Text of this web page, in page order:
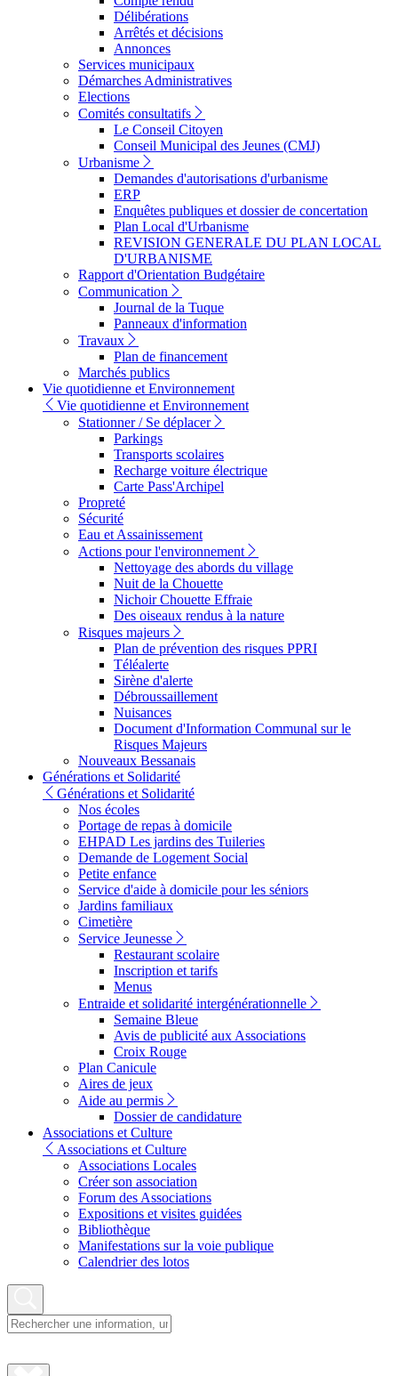
Délibérations
Arrêtés et décisions
Annonces
Services municipaux
Démarches Administratives
Elections
Comités consultatifs
Le Conseil Citoyen
Conseil Municipal des Jeunes (CMJ)
Urbanisme
Demandes d'autorisations d'urbanisme
ERP
Enquêtes publiques et dossier de concertation
Plan Local d'Urbanisme
REVISION GENERALE DU PLAN LOCAL
D'URBANISME
Rapport d'Orientation Budgétaire
Communication
Journal de la Tuque
Panneaux d'information
Travaux
Plan de financement
Marchés publics
Vie quotidienne et Environnement
Vie quotidienne et Environnement
Stationner / Se déplacer
Parkings
Transports scolaires
Recharge voiture électrique
Carte Pass'Archipel
Propreté
Sécurité
Eau et Assainissement
Actions pour l'environnement
Nettoyage des abords du village
Nuit de la Chouette
Nichoir Chouette Effraie
Des oiseaux rendus à la nature
Risques majeurs
Plan de prévention des risques PPRI
Téléalerte
Sirène d'alerte
Débroussaillement
Nuisances
Document d'Information Communal sur le
Risques Majeurs
Nouveaux Bessanais
Générations et Solidarité
Générations et Solidarité
Nos écoles
Portage de repas à domicile
EHPAD Les jardins des Tuileries
Demande de Logement Social
Petite enfance
Service d'aide à domicile pour les séniors
Jardins familiaux
Cimetière
Service Jeunesse
Restaurant scolaire
Inscription et tarifs
Menus
Entraide et solidarité intergénérationnelle
Semaine Bleue
Avis de publicité aux Associations
Croix Rouge
Plan Canicule
Aires de jeux
Aide au permis
Dossier de candidature
Associations et Culture
Associations et Culture
Associations Locales
Créer son association
Forum des Associations
Expositions et visites guidées
Bibliothèque
Manifestations sur la voie publique
Calendrier des lotos